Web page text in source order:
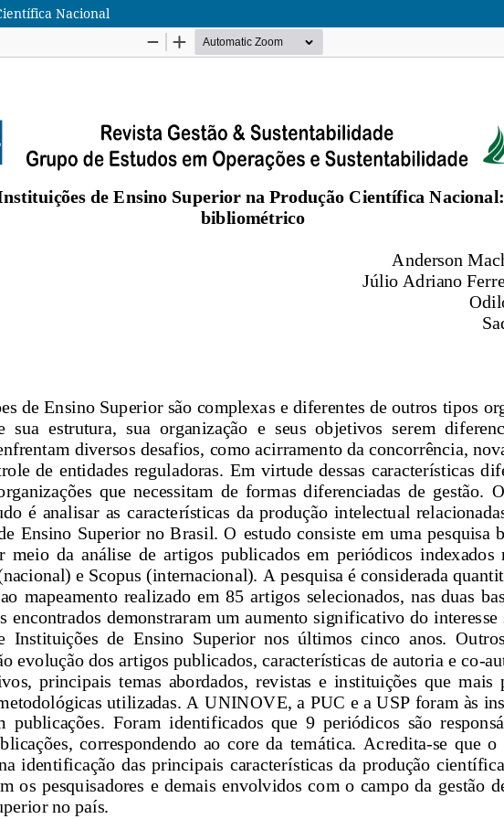
Nacional